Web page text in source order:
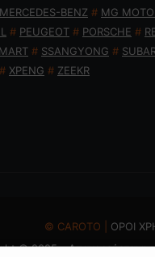
MERCEDES-BENZ # MG
# PEUGEOT # PORSCHE #
# SSANGYONG #
# XPENG # ZEEKR
© CAROTO | ΟΡΟΙ
© 2025 - Απαγορεύεται η